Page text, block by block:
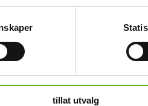
tillat utvalg
i
har ansvaret for at
ulykker med elektrisk årsak.
må
også gjennom en årlig